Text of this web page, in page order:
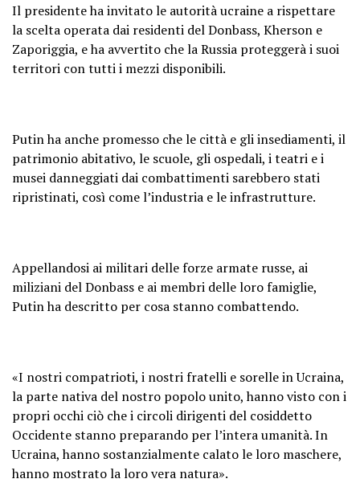
Il presidente ha invitato le autorità ucraine a rispettare
la scelta operata dai residenti del Donbass, Kherson e
Zaporiggia, e ha avvertito che la Russia proteggerà i suoi
territori con tutti i mezzi disponibili.
Putin ha anche promesso che le città e gli insediamenti, il
patrimonio abitativo, le scuole, gli ospedali, i teatri e i
musei danneggiati dai combattimenti sarebbero stati
ripristinati, così come l’industria e le infrastrutture.
Appellandosi ai militari delle forze armate russe, ai
miliziani del Donbass e ai membri delle loro famiglie,
Putin ha descritto per cosa stanno combattendo.
«I nostri compatrioti, i nostri fratelli e sorelle in Ucraina,
la parte nativa del nostro popolo unito, hanno visto con i
propri occhi ciò che i circoli dirigenti del cosiddetto
Occidente stanno preparando per l’intera umanità. In
Ucraina, hanno sostanzialmente calato le loro maschere,
hanno mostrato la loro vera natura».